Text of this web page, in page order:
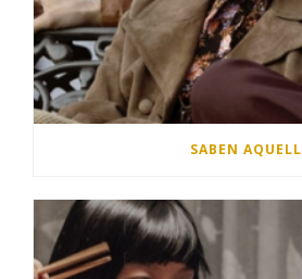
SABEN AQUELL